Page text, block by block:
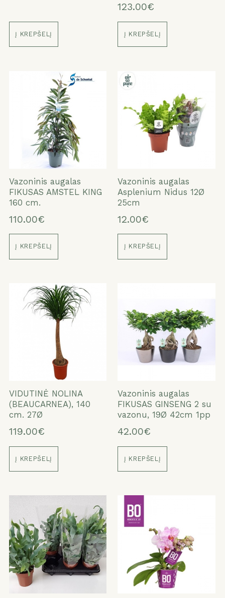
Į KREPŠELĮ
123.00€
Į KREPŠELĮ
Vazoninis augalas
FIKUSAS AMSTEL KING
160 cm.
110.00€
Į KREPŠELĮ
Vazoninis augalas
Asplenium Nidus 12Ø
25cm
12.00€
Į KREPŠELĮ
VIDUTINĖ NOLINA
(BEAUCARNEA), 140
cm. 27Ø
119.00€
Į KREPŠELĮ
Vazoninis augalas
FIKUSAS GINSENG 2 su
vazonu, 19Ø 42cm 1pp
42.00€
Į KREPŠELĮ